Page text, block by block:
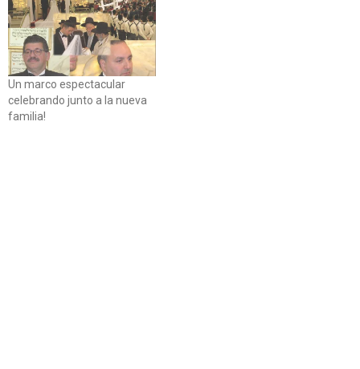
Un marco espectacular
celebrando junto a la nueva
familia!